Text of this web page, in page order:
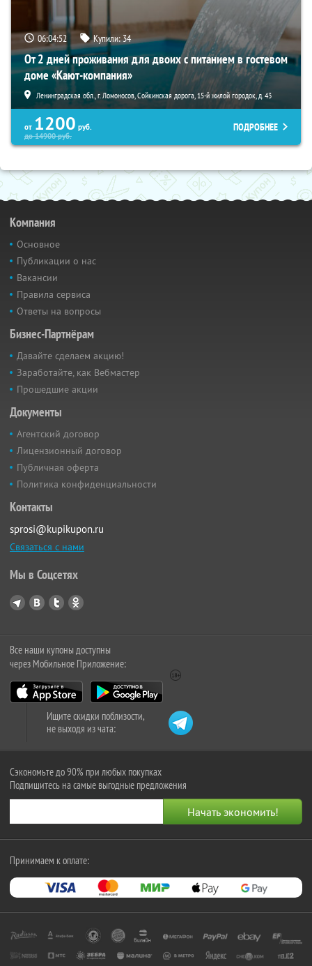
06:04:50 Купили:34
От 2 дней проживания для двоих с питанием в гостевом
доме «Кают-компания»
Ленинградская обл., г. Ломоносов, Сойкинская дорога, 15-й жилой городок, д. 43
от 1200 руб.
до14900руб.
ПОДРОБНЕЕ
Компания
Основное
Публикации о нас
Вакансии
Правила сервиса
Ответы на вопросы
Бизнес-Партнёрам
Давайте сделаем акцию!
Заработайте, как Вебмастер
Прошедшие акции
Документы
Агентский договор
Лицензионный договор
Публичная оферта
Политика конфиденциальности
Контакты
sprosi@kupikupon.ru
Связаться с нами
Мы в Соцсетях
Все наши купоны доступны
через Мобильное Приложение:
Ищите скидки поблизости,
не выходя из чата:
Сэкономьте до 90% при любых покупках
Подпишитесь на самые выгодные предложения
Принимаем к оплате: